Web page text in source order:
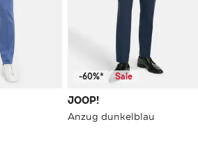
-60%* Sale
JOOP!
Anzug dunkelblau